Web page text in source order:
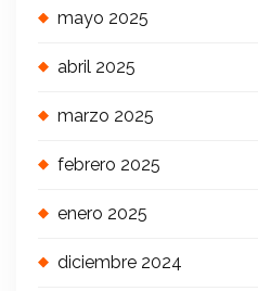
mayo 2025
abril 2025
marzo 2025
febrero 2025
enero 2025
diciembre 2024